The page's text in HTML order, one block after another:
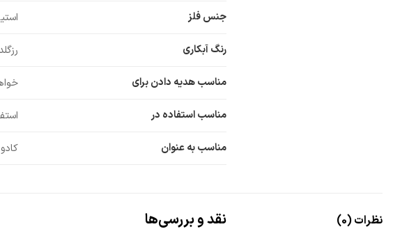
جنس فلز
رنگ آبکاری
مناسب هدیه دادن برای
مناسب استفاده در
مناسب به عنوان
نظرات (0) نقد و بررسی‌ها